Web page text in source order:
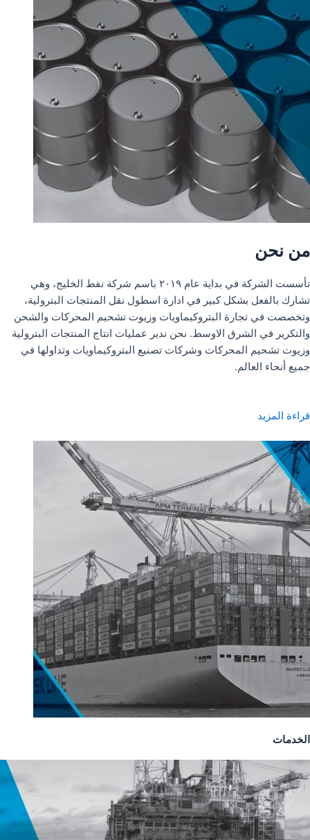
من نحن
تأسست الشركة في بداية عام ٢٠١٩ باسم شركة نفط الخليج، وهي
تشارك بالفعل بشكل كبير في ادارة اسطول نقل المنتجات البترولية،
وتخصصت في تجارة البتروكيماويات وزيوت تشحيم المحركات والشحن
والتكرير في الشرق الاوسط. نحن ندير عمليات انتاج المنتجات البترولية
وزيوت تشحيم المحركات وشركات تصنيع البتروكيماويات وتداولها في
جميع أنحاء العالم.
قراءة المزيد
الخدمات